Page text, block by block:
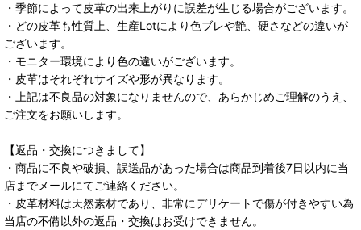
・季節によって皮革の出来上がりに誤差が生じる場合がございます。
・どの皮革も性質上、生産Lotにより色ブレや艶、硬さなどの違いが
ございます。
・モニター環境により色の違いがございます。
・皮革はそれぞれサイズや形が異なります。
・上記は不良品の対象になりませんので、あらかじめご理解のうえ、
ご注文をお願いします。
【返品・交換につきまして】
・商品に不良や破損、誤送品があった場合は商品到着後7日以内に当
店までメールにてご連絡ください。
・皮革材料は天然素材であり、非常にデリケートで傷が付きやすい為
当店の不備以外の返品・交換はお受けできません。